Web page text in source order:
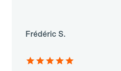
Frédéric S.